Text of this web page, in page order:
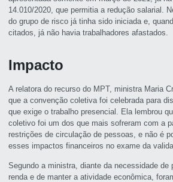
14.010/2020, que permitia a redução salarial.
do grupo de risco já tinha sido iniciada e,
citados, já não havia trabalhadores afastados.
Impacto
A relatora do recurso do MPT, ministra Maria
que a convenção coletiva foi celebrada para
que exige o trabalho presencial. Ela lembrou
coletivo foi um dos que mais sofreram com a
restrições de circulação de pessoas, e não é
esses impactos financeiros no exame da
Segundo a ministra, diante da necessidade de
renda e de manter a atividade econômica,